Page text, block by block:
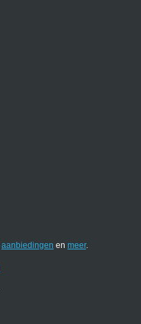
aanbiedingen en meer.